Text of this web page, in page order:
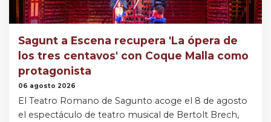
Sagunt a Escena recupera 'La ópera de
los tres centavos' con Coque Malla como
protagonista
06 agosto 2026
El Teatro Romano de Sagunto acoge el 8 de agosto
el espectáculo de teatro musical de Bertolt Brech,